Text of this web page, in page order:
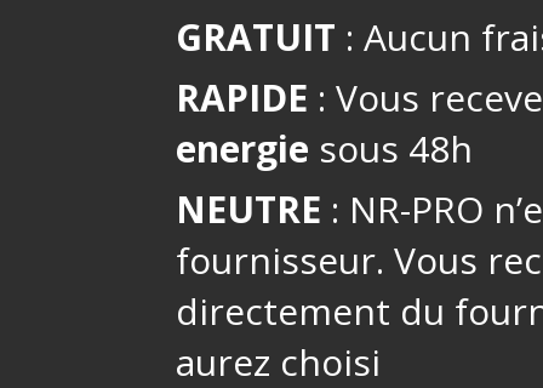
GRATUIT : Aucun
RAPIDE : Vous
energie sous 48h
NEUTRE : NR-PRO
fournisseur. Vous
directement du
aurez choisi